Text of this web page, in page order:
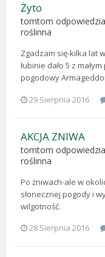
Żyto
tomtom
roślinna
Zgadzam się-kilka lat
łubinie dało 5 z
pogodowy
29 Sierpnia 2016
AKCJA ZNIWA
tomtom
roślinna
Po żniwach-ale w
słonecznej pogody i
wilgotność.
28 Sierpnia 2016